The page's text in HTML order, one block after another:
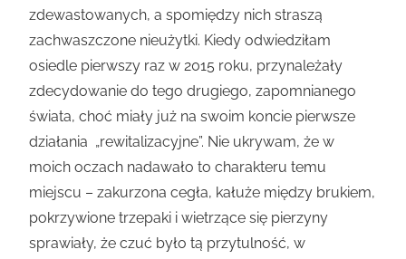
zdewastowanych, a spomiędzy nich straszą
zachwaszczone nieużytki. Kiedy odwiedziłam
osiedle pierwszy raz w 2015 roku, przynależały
zdecydowanie do tego drugiego, zapomnianego
świata, choć miały już na swoim koncie pierwsze
działania „rewitalizacyjne”. Nie ukrywam, że w
moich oczach nadawało to charakteru temu
miejscu – zakurzona cegła, kałuże między brukiem,
pokrzywione trzepaki i wietrzące się pierzyny
sprawiały, że czuć było tą przytulność, w